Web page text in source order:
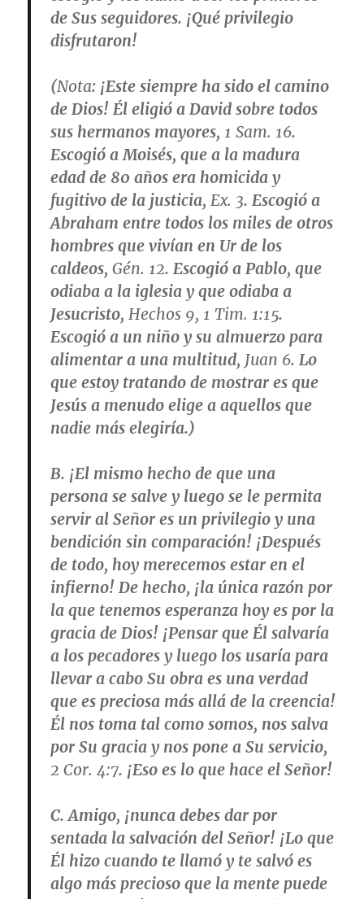
de Sus seguidores. ¡Qué privilegio
disfrutaron!
(Nota: ¡Este siempre ha sido el camino
de Dios! Él eligió a David sobre todos
sus hermanos mayores, 1 Sam. 16.
Escogió a Moisés, que a la madura
edad de 80 años era homicida y
fugitivo de la justicia, Ex. 3. Escogió a
Abraham entre todos los miles de otros
hombres que vivían en Ur de los
caldeos,Gén. 12. Escogió a Pablo, que
odiaba a la iglesia y que odiaba a
Jesucristo, Hechos 9, 1 Tim. 1:15.
Escogió a un niño y su almuerzo para
alimentar a una multitud, Juan 6. Lo
que estoy tratando de mostrar es que
Jesús a menudo elige a aquellos que
nadie más elegiría.)
B. ¡El mismo hecho de que una
persona se salve y luego se le permita
servir al Señor es un privilegio y una
bendición sin comparación! ¡Después
de todo, hoy merecemos estar en el
infierno! De hecho, ¡la única razón por
la que tenemos esperanza hoy es por la
gracia de Dios! ¡Pensar que Él salvaría
a los pecadores y luego los usaría para
llevar a cabo Su obra es una verdad
que es preciosa más allá de la creencia!
Él nos toma tal como somos, nos salva
por Su gracia y nos pone a Su servicio,
2 Cor. 4:7. ¡Eso es lo que hace el Señor!
C. Amigo, ¡nunca debes dar por
sentada la salvación del Señor! ¡Lo que
Él hizo cuando te llamó y te salvó es
algo más precioso que la mente puede